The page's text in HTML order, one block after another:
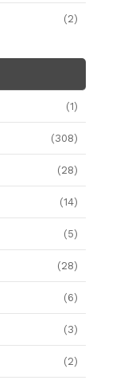
(2)
(1)
(308)
(28)
(14)
(5)
(28)
(6)
(3)
(2)